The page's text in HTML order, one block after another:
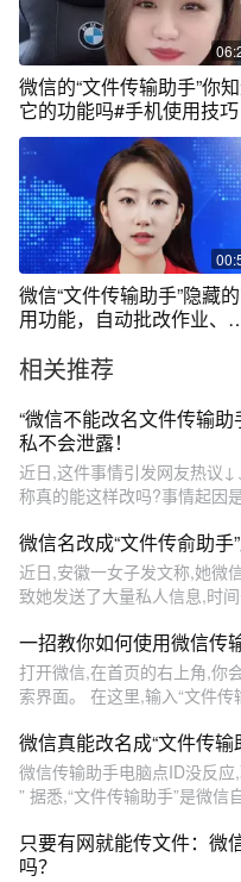
微信的“文件传输助手”你
它的功能吗#手机使用技
实用小技巧 #教你一招 #
分享 #经验分享
微信“文件传输助手”隐藏
用功能，自动批改作业、
紧用起来。#美丽主播说新
相关推荐
“微信不能改名文件传输
私不会泄露！
近日,这件事情引发网友热议
称真的能这样改吗?事情起因
微信名改成“文件传俞助手
近日,安徽一女子发文称,她微
致她发送了大量私人信息,时
一招教你如何使用微信传
打开微信,在首页的右上角,你
索界面。 在这里,输入“文件传
微信真能改名成“文件传输
微信传输助手电脑点ID没反应
” 据悉,“文件传输助手”是微信
只要有网就能传文件：微
吗？